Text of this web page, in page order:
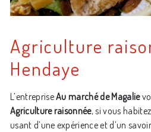
Agriculture
Hendaye
L’entrepriseAu marché de Magalie
Agriculture raisonnée, si vous
usant d’une expérience et d’un